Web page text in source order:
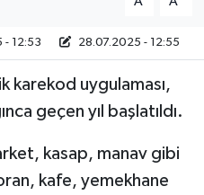
- 12:53 28.07.2025 - 12:55
karekod uygulaması,
geçen yıl başlatıldı.
kasap, manav gibi
kafe, yemekhane